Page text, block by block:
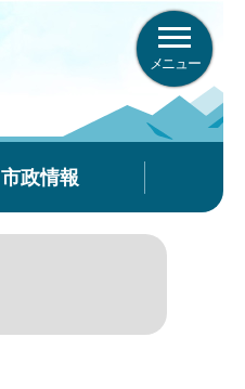
メニュー
市政情報